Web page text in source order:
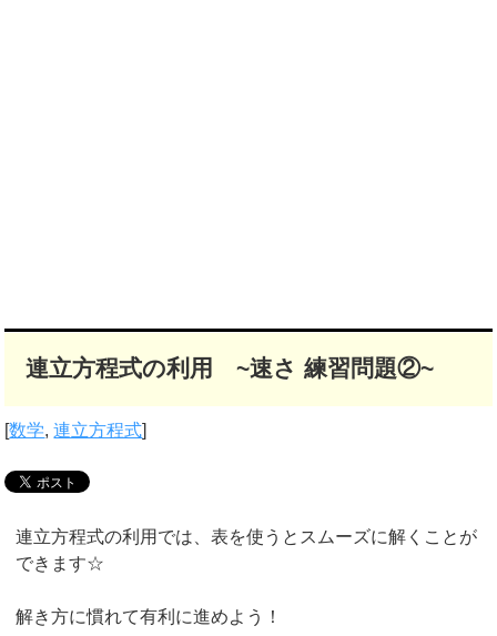
連立方程式の利用 ~速さ 練習問題②~
[数学,連立方程式]
連立方程式の利用では、表を使うとスムーズに解くことが
できます☆
解き方に慣れて有利に進めよう！